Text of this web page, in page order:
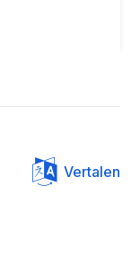
Vertalen